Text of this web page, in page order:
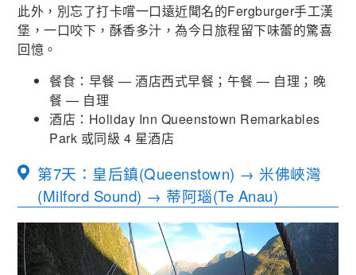
此外，別忘了打卡嚐一口遠近聞名的Fergburger手工漢
堡，一口咬下，酥香多汁，為今日旅程留下味蕾的驚喜
回憶。
餐食：早餐 — 酒店西式早餐；午餐 — 自理；晚
餐 — 自理
酒店：Holiday Inn Queenstown Remarkables
Park 或同級 4 星酒店
第7天：皇后鎮(Queenstown) → 米佛峽灣
(Milford Sound) → 蒂阿瑙(Te Anau)